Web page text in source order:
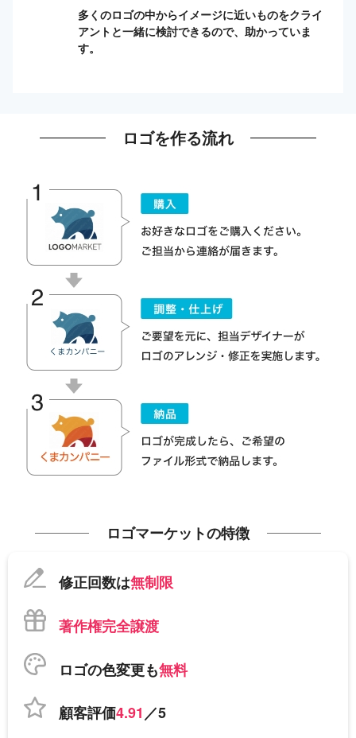
多くのロゴの中からイメージに近いものをクライ
アントと一緒に検討できるので、助かっていま
す。
ロゴを作る流れ
ロゴマーケットの特徴
修正回数は無制限
著作権完全譲渡
ロゴの色変更も無料
顧客評価4.91／5